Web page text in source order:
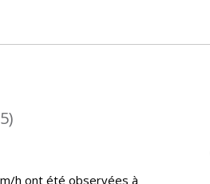
h ont été observées à